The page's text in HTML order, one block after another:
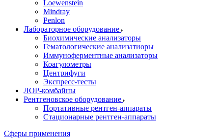
Loewenstein
Mindray
Penlon
Лабораторное оборудование
Биохимические анализаторы
Гематологические анализатиоры
Иммуноферментные анализаторы
Коагулометры
Центрифуги
Экспресс-тесты
ЛОР-комбайны
Рентгеновское оборудование
Портативные рентген-аппараты
Стационарные рентген-аппараты
Сферы применения